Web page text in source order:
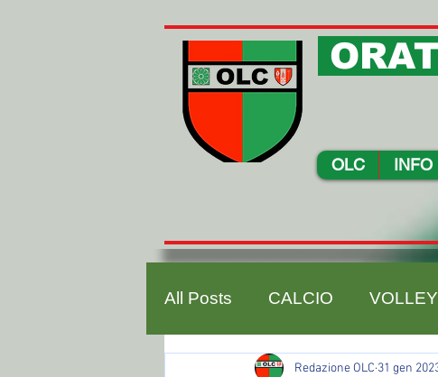
OLC INFO
All Posts CALCIO VOLLEY
Redazione OLC 31 gen